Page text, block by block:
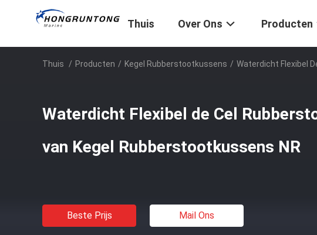
Thuis Over Ons Producten
Thuis / Producten / Kegel Rubberstootkussens / Waterdicht Flexibel
Waterdicht Flexibel de Cel
van Kegel Rubberstootkussens NR
Beste Prijs Mail Ons